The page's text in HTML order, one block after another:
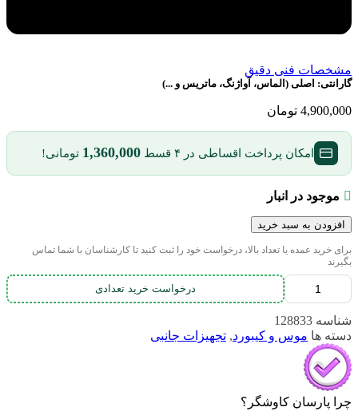
مشخصات فنی دقیق
گارانتی: اصلی (الماس، آواژنگ، ماتریس و ...)
4,900,000 تومان
امکان پرداخت اقساطی در ۴ قسط 1,360,000 تومانی!
موجود در انبار
افزودن به سبد خرید
برای خرید عمده یا تعداد بالا، درخواست خود را ثبت کنید تا کارشناسان با شما تماس
بگیرند
درخواست خرید تعدادی
شناسه 128833
دسته ها موس و کیبورد, تجهیزات جانبی
چرا پارسان کاوشگر؟